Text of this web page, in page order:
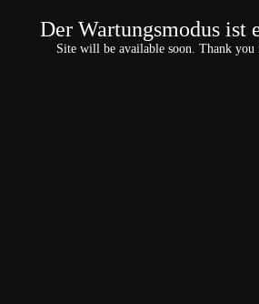
Der Wartungsmodus ist
Site will be available soon. Thank you